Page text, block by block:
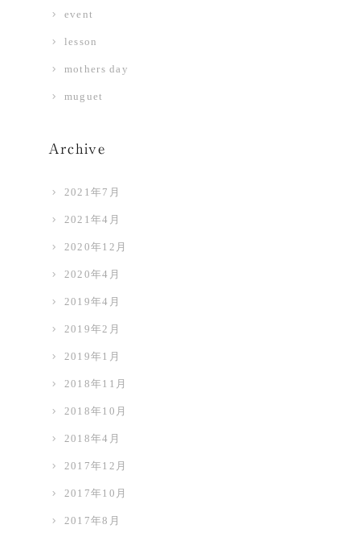
event
lesson
mothers day
muguet
Archive
2021年7月
2021年4月
2020年12月
2020年4月
2019年4月
2019年2月
2019年1月
2018年11月
2018年10月
2018年4月
2017年12月
2017年10月
2017年8月